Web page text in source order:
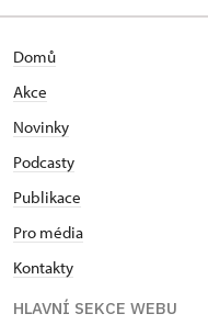
Domů
Akce
Novinky
Podcasty
Publikace
Pro média
Kontakty
HLAVNÍ SEKCE WEBU